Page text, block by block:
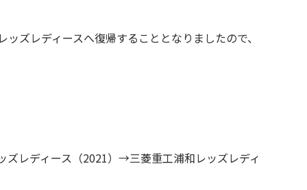
ズレディースへ復帰することとなりましたので、
レディース（2021）→三菱重工浦和レッズレディ